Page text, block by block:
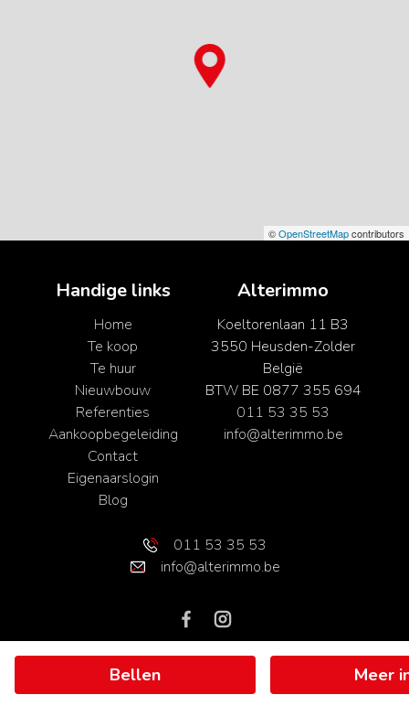
Bellen Meer
©OpenStreetMapcontributors
Handige links
Home
Te koop
Te huur
Nieuwbouw
Referenties
Aankoopbegeleiding
Contact
Eigenaarslogin
Blog
Alterimmo
Koeltorenlaan 11 B3
3550 Heusden-Zolder
België
BTW BE 0877 355 694
011 53 35 53
info@alterimmo.be
011 53 35 53
info@alterimmo.be
Web development en Copyright © 2026 door
Gebruiksvoorwaarden